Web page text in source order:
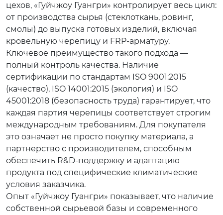
цехов, «Гуйчжоу Гуангри» контролирует весь цикл:
от производства сырья (стеклоткань, ровинг,
смолы) до выпуска готовых изделий, включая
кровельную черепицу и FRP-арматуру.
Ключевое преимущество такого подхода —
полный контроль качества. Наличие
сертификации по стандартам ISO 9001:2015
(качество), ISO 14001:2015 (экология) и ISO
45001:2018 (безопасность труда) гарантирует, что
каждая партия черепицы соответствует строгим
международным требованиям. Для покупателя
это означает не просто покупку материала, а
партнерство с производителем, способным
обеспечить R&D-поддержку и адаптацию
продукта под специфические климатические
условия заказчика.
Опыт «Гуйчжоу Гуангри» показывает, что наличие
собственной сырьевой базы и современного